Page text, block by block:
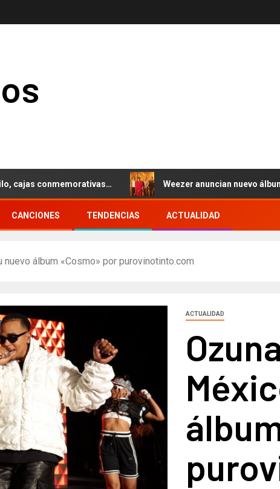
conmemorativas… Weezer anuncian nuevo álbum (y
CANCIONES TENDENCIAS ACTUALIDAD
álbum «Cosmo» por purovinotinto.com
ACTUALIDAD